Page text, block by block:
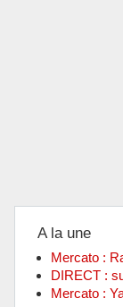
A la une
Mercato :
DIRECT :
Mercato :